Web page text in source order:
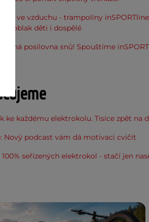
ve vzduchu - trampolíny
oblak děti i dospělé
posilovna snů! Spouštíme
ke každému elektrokolu. Tisíce zpět na
Nový podcast vám dá motivaci cvičit
100% seřízených elektrokol - stačí jen